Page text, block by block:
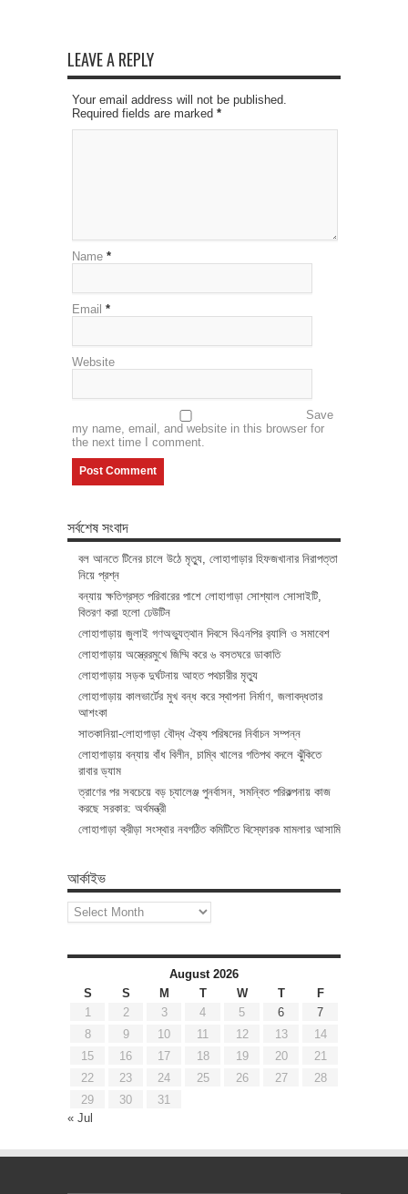
LEAVE A REPLY
Your email address will not be published.
Required fields are marked *
Name *
Email *
Website
Save
my name, email, and website in this browser for
the next time I comment.
সর্বশেষ সংবাদ
বল আনতে টিনের চালে উঠে মৃত্যু, লোহাগাড়ার হিফজখানার নিরাপত্তা
নিয়ে প্রশ্ন
বন্যায় ক্ষতিগ্রস্ত পরিবারের পাশে লোহাগাড়া সোশ্যাল সোসাইটি,
বিতরণ করা হলো ঢেউটিন
লোহাগাড়ায় জুলাই গণঅভ্যুত্থান দিবসে বিএনপির র‌্যালি ও সমাবেশ
লোহাগাড়ায় অস্ত্রেরমুখে জিম্মি করে ৬ বসতঘরে ডাকাতি
লোহাগাড়ায় সড়ক দুর্ঘটনায় আহত পথচারীর মৃত্যু
লোহাগাড়ায় কালভার্টের মুখ বন্ধ করে স্থাপনা নির্মাণ, জলাবদ্ধতার
আশংকা
সাতকানিয়া-লোহাগাড়া বৌদ্ধ ঐক্য পরিষদের নির্বাচন সম্পন্ন
লোহাগাড়ায় বন্যায় বাঁধ বিলীন, চাম্বি খালের গতিপথ বদলে ঝুঁকিতে
রাবার ড্যাম
ত্রাণের পর সবচেয়ে বড় চ্যালেঞ্জ পুনর্বাসন, সমন্বিত পরিকল্পনায় কাজ
করছে সরকার: অর্থমন্ত্রী
লোহাগাড়া ক্রীড়া সংস্থার নবগঠিত কমিটিতে বিস্ফোরক মামলার আসামি
আর্কাইভ
আর্কাইভ
August 2026
S
S M T W T
F
1
2 3 4 5 6
7
8
9 10 11 12 13
14
15
16 17 18 19 20
21
22
23 24 25 26 27
28
29
30
31
« Jul